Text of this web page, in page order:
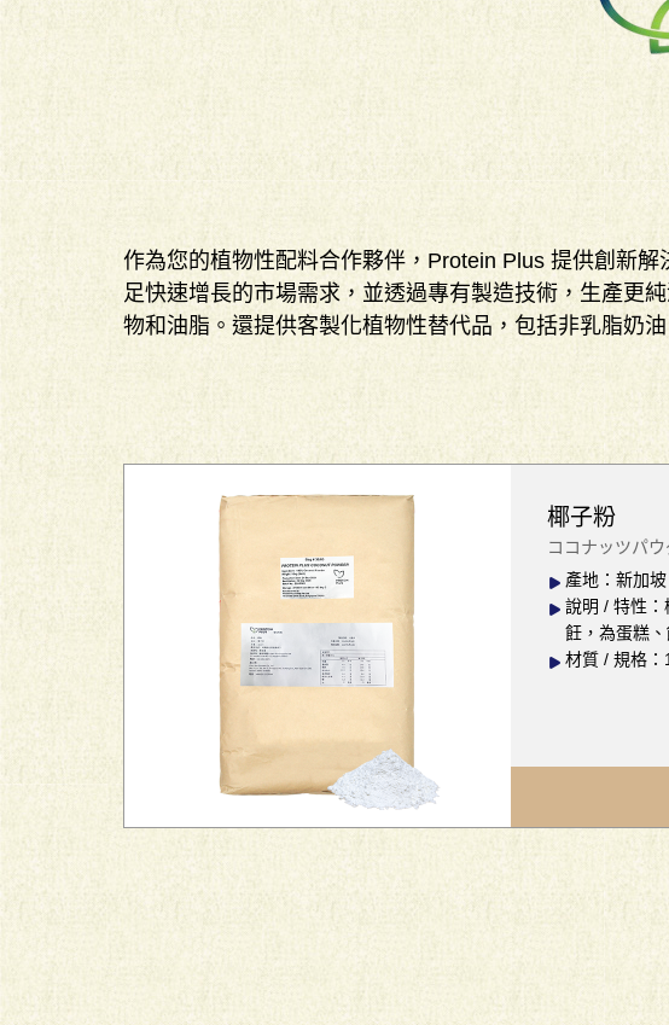
作為您的植物性配料合作夥伴，Protein Plus 提供創新
足快速增長的市場需求，並透過專有製造技術，生產更
物和油脂。還提供客製化植物性替代品，包括非乳脂奶
椰子粉
ココナッツパウ
產地：新加坡
說明 / 特性：
飪，為蛋糕
材質 / 規格：